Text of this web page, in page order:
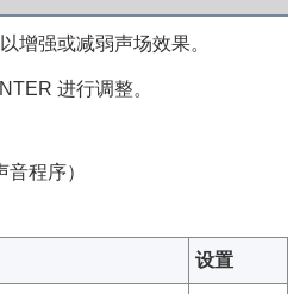
增强或减弱声场效果。
进行调整。
音程序）
设置